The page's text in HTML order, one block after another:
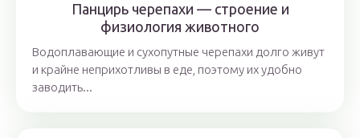
Панцирь черепахи — строение и
физиология животного
Водоплавающие и сухопутные черепахи долго живут
и крайне неприхотливы в еде, поэтому их удобно
заводить...